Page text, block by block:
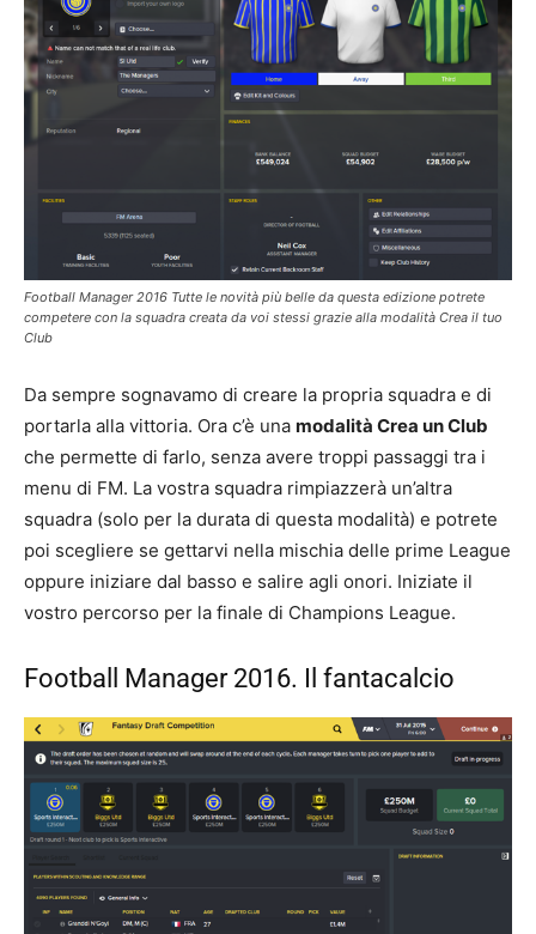
Football Manager 2016 Tutte le novità più belle da questa edizione potrete
competere con la squadra creata da voi stessi grazie alla modalità Crea il tuo
Club
Da sempre sognavamo di creare la propria squadra e di
portarla alla vittoria. Ora c’è una modalità Crea un Club
che permette di farlo, senza avere troppi passaggi tra i
menu di FM. La vostra squadra rimpiazzerà un’altra
squadra (solo per la durata di questa modalità) e potrete
poi scegliere se gettarvi nella mischia delle prime League
oppure iniziare dal basso e salire agli onori. Iniziate il
vostro percorso per la finale di Champions League.
Football Manager 2016. Il fantacalcio